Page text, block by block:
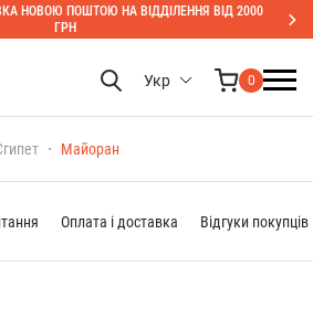
НОВОЮ ПОШТОЮ НА ВІДДІЛЕННЯ ВІД 2000
ГРН
Укр 0
Майоран
Оплата і доставка Відгуки покупців